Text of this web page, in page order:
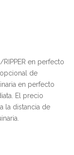
en perfecto
de
en perfecto
El precio
la distancia de